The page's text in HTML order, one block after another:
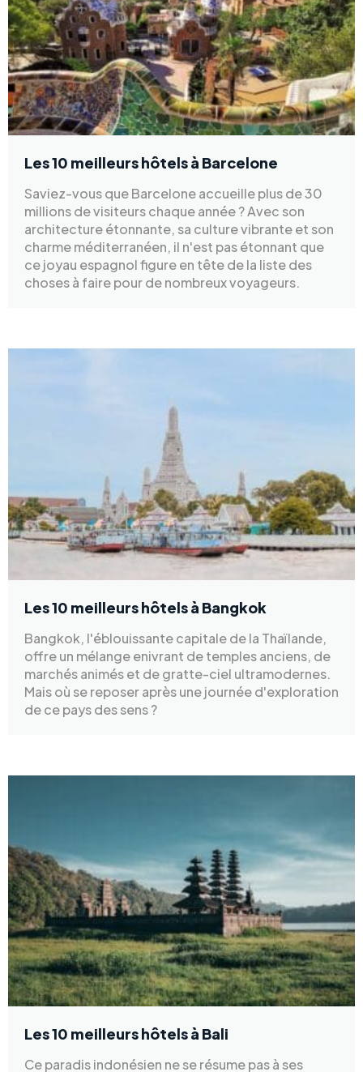
Les 10 meilleurs hôtels à Barcelone
Saviez-vous que Barcelone accueille plus de 30
millions de visiteurs chaque année ? Avec son
architecture étonnante, sa culture vibrante et son
charme méditerranéen, il n'est pas étonnant que
ce joyau espagnol figure en tête de la liste des
choses à faire pour de nombreux voyageurs.
Les 10 meilleurs hôtels à Bangkok
Bangkok, l'éblouissante capitale de la Thaïlande,
offre un mélange enivrant de temples anciens, de
marchés animés et de gratte-ciel ultramodernes.
Mais où se reposer après une journée d'exploration
de ce pays des sens ?
Les 10 meilleurs hôtels à Bali
Ce paradis indonésien ne se résume pas à ses